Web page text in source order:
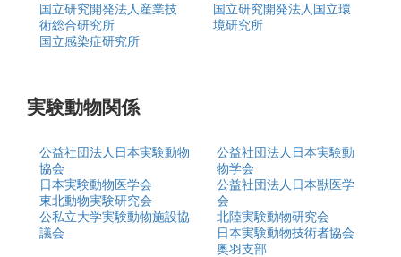
国立研究開発法人産業技
術総合研究所
国立感染症研究所
国立研究開発法人国立環
境研究所
実験動物関係
公益社団法人日本実験動物
協会
日本実験動物医学会
東北動物実験研究会
公私立大学実験動物施設協
議会
公益社団法人日本実験動
物学会
公益社団法人日本獣医学
会
北陸実験動物研究会
日本実験動物技術者協会
奥羽支部